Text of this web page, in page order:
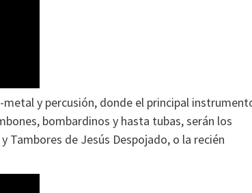
y percusión, donde el principal
bombardinos y hasta tubas, serán los
Tambores de Jesús Despojado, o la recién